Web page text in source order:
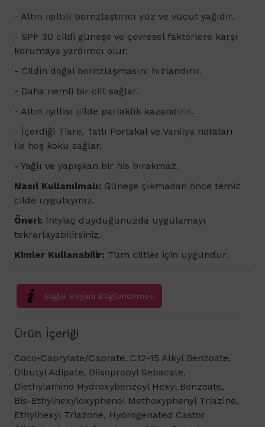
- Altın ışıltılı bornzlaştırıcı yüz ve vücut yağıdır.
- SPF 30 cildi güneşe ve çevresel faktörlere karşı
korumaya yardımcı olur.
- Cildin doğal bornzlaşmasını hızlandırır.
- Daha nemli bir cilt sağlar.
- Altın ışıltısı cilde parlaklık kazandırır.
- İçerdiği Tiare, Tatlı Portakal ve Vanilya notaları
ile hoş koku sağlar.
- Yağlı ve yapışkan bir his bırakmaz.
Nasıl Kullanılmalı: Güneşe çıkmadan önce temiz
cilde uygulayınız.
Öneri: İhtyiaç duyduğunuzda uygulamayı
tekrarlayabilirsiniz.
Kimler Kullanabilir: Tüm ciltler için uygundur.
Sağlık Beyanı Bilgilendirmesi
Ürün İçeriği
Coco-Caprylate/Caprate, C12-15 Alkyl Benzoate,
Dibutyl Adipate, Diisopropyl Sebacate,
Diethylamino Hydroxybenzoyl Hexyl Benzoate,
Bis-Ethylhexyloxyphenol Methoxyphenyl Triazine,
Ethylhexyl Triazone, Hydrogenated Castor